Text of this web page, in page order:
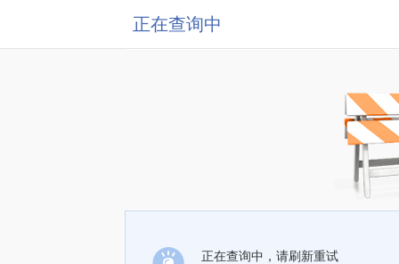
正在查询中
正在查询中，请刷新重试